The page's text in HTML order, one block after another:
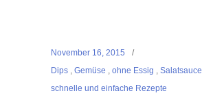
November 16, 2015
Dips , Gemüse , ohne Essig , Salatsauce
schnelle und einfache Rezepte